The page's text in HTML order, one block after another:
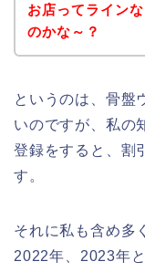
お店ってライン
のかな～？
というのは、骨盤
いのですが、私の
登録をすると、割
す。
それに私も含め多
2022年、2023年